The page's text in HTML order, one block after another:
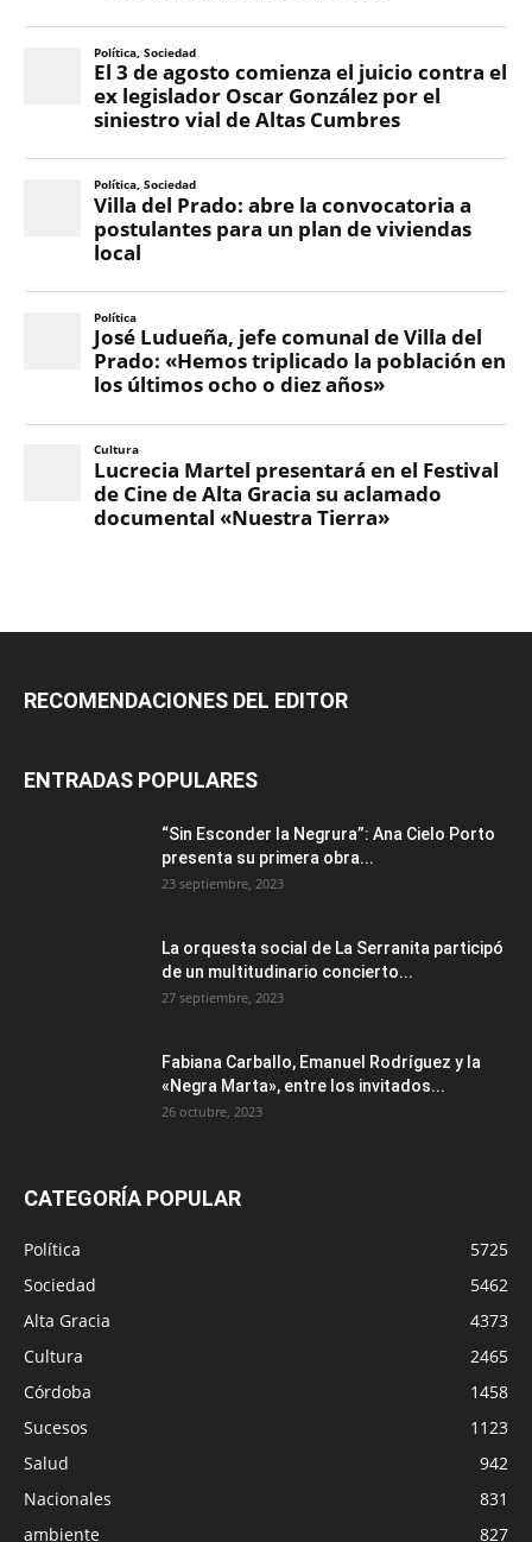
RECOMENDACIONES DEL EDITOR
ENTRADAS POPULARES
“Sin Esconder la Negrura”: Ana Cielo Porto
presenta su primera obra...
23 septiembre, 2023
La orquesta social de La Serranita participó
de un multitudinario concierto...
27 septiembre, 2023
Fabiana Carballo, Emanuel Rodríguez y la
«Negra Marta», entre los invitados...
26 octubre, 2023
CATEGORÍA POPULAR
Política
5725
Sociedad
5462
Alta Gracia
4373
Cultura
2465
Córdoba
1458
Sucesos
1123
Salud
942
Nacionales
831
ambiente
827